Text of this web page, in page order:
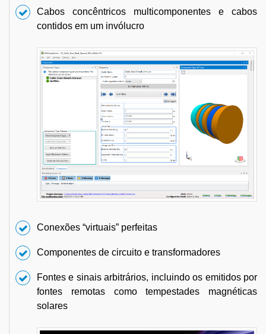
Cabos concêntricos multicomponentes e cabos
contidos em um invólucro
Conexões “virtuais” perfeitas
Componentes de circuito e transformadores
Fontes e sinais arbitrários, incluindo os emitidos por
fontes remotas como tempestades magnéticas
solares